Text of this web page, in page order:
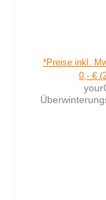
*Preise inkl.
0,- €